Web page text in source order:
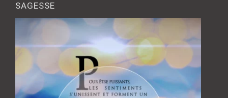
SAGESSE